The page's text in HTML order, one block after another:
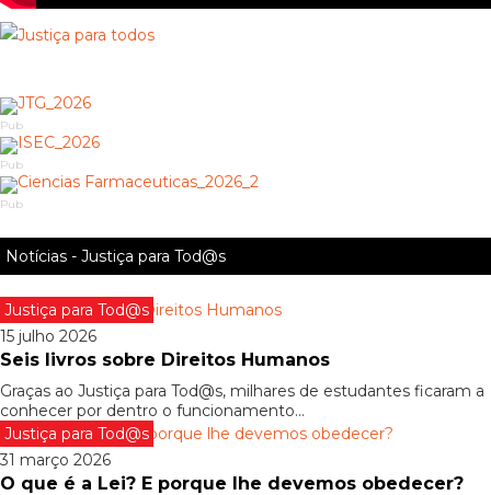
Pub
Pub
Pub
Notícias - Justiça para Tod@s
Justiça para Tod@s
15 julho 2026
Seis livros sobre Direitos Humanos
Graças ao Justiça para Tod@s, milhares de estudantes ficaram a
conhecer por dentro o funcionamento...
Justiça para Tod@s
31 março 2026
O que é a Lei? E porque lhe devemos obedecer?